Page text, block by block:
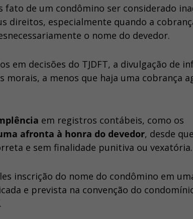
de um condômino ser considerado
direitos, especialmente quando a
o nome do devedor.
em decisões do TJDFT, a divulgação de
a menos que haja uma cobrança
em registros contábeis, como os
afronta à honra do devedor, desde
e sem finalidade punitiva ou vexatória.
inscrição do nome do condômino em
e prevista na convenção do